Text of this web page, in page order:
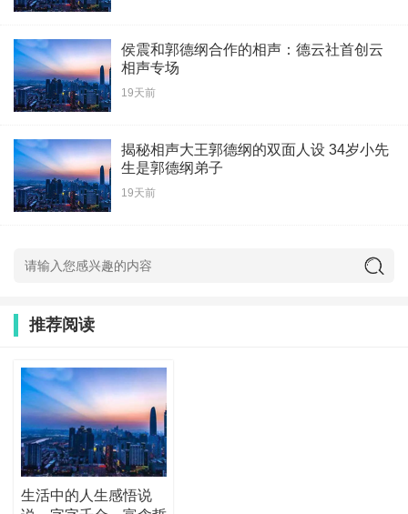
侯震和郭德纲合作的相声：德云社首创云
相声专场
19天前
揭秘相声大王郭德纲的双面人设 34岁小先
生是郭德纲弟子
19天前
推荐阅读
生活中的人生感悟说